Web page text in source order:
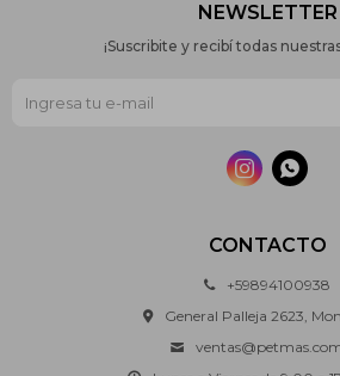
CONTACTO
+59894100938
General Palleja 2623,
NEWSLETTER
¡Suscribite y recibí todas
 